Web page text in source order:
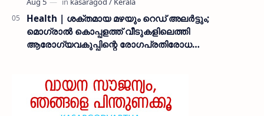
Health | ശക്തമായ മഴയും റെഡ് അലർട്ടും;
മൊഗ്രാൽ കൊപ്പളത്ത് വീടുകളിലെത്തി
ആരോഗ്യവകുപ്പിന്റെ രോഗപ്രതിരോധ